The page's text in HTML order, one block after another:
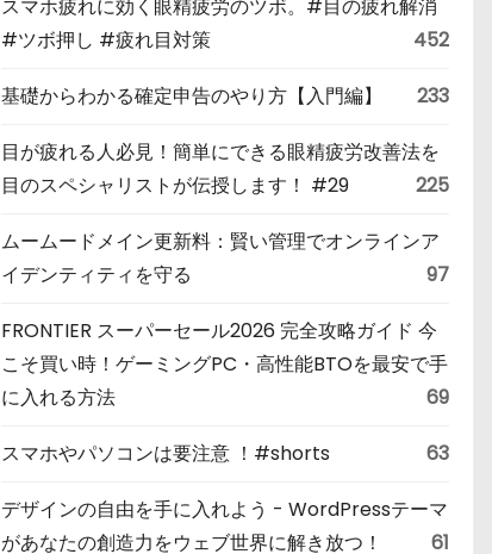
スマホ疲れに効く眼精疲労のツボ。#目の疲れ解消
#ツボ押し #疲れ目対策
452
基礎からわかる確定申告のやり方【入門編】 233
目が疲れる人必見！簡単にできる眼精疲労改善法を
目のスペシャリストが伝授します！ #29
225
ムームードメイン更新料：賢い管理でオンラインア
イデンティティを守る
97
FRONTIER スーパーセール2026 完全攻略ガイド 今
こそ買い時！ゲーミングPC・高性能BTOを最安で手
に入れる方法
69
スマホやパソコンは要注意 ！#shorts 63
デザインの自由を手に入れよう - WordPressテーマ
があなたの創造力をウェブ世界に解き放つ！
61